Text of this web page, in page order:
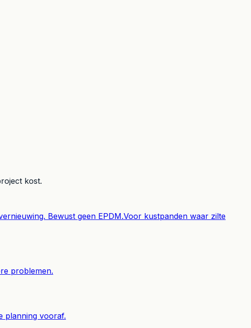
kost.
Bewust geen EPDM.Voor kustpanden waar zilte
problemen.
planning vooraf.